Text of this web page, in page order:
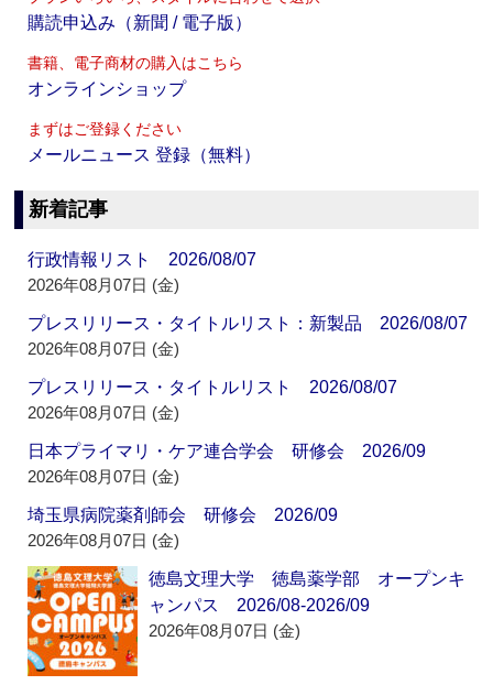
購読申込み（新聞 / 電子版）
書籍、電子商材の購入はこちら
オンラインショップ
まずはご登録ください
メールニュース 登録（無料）
新着記事
行政情報リスト 2026/08/07
2026年08月07日 (金)
プレスリリース・タイトルリスト：新製品 2026/08/07
2026年08月07日 (金)
プレスリリース・タイトルリスト 2026/08/07
2026年08月07日 (金)
日本プライマリ・ケア連合学会 研修会 2026/09
2026年08月07日 (金)
埼玉県病院薬剤師会 研修会 2026/09
2026年08月07日 (金)
徳島文理大学 徳島薬学部 オープンキ
ャンパス 2026/08-2026/09
2026年08月07日 (金)